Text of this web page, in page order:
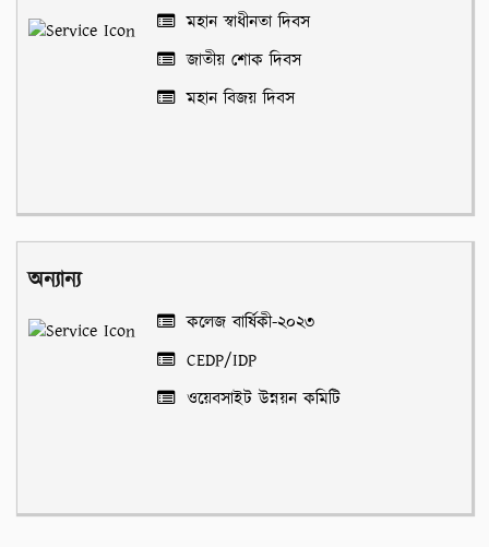
মহান স্বাধীনতা দিবস
জাতীয় শোক দিবস
মহান বিজয় দিবস
অন্যান্য
কলেজ বার্ষিকী-২০২৩
CEDP/IDP
ওয়েবসাইট উন্নয়ন কমিটি